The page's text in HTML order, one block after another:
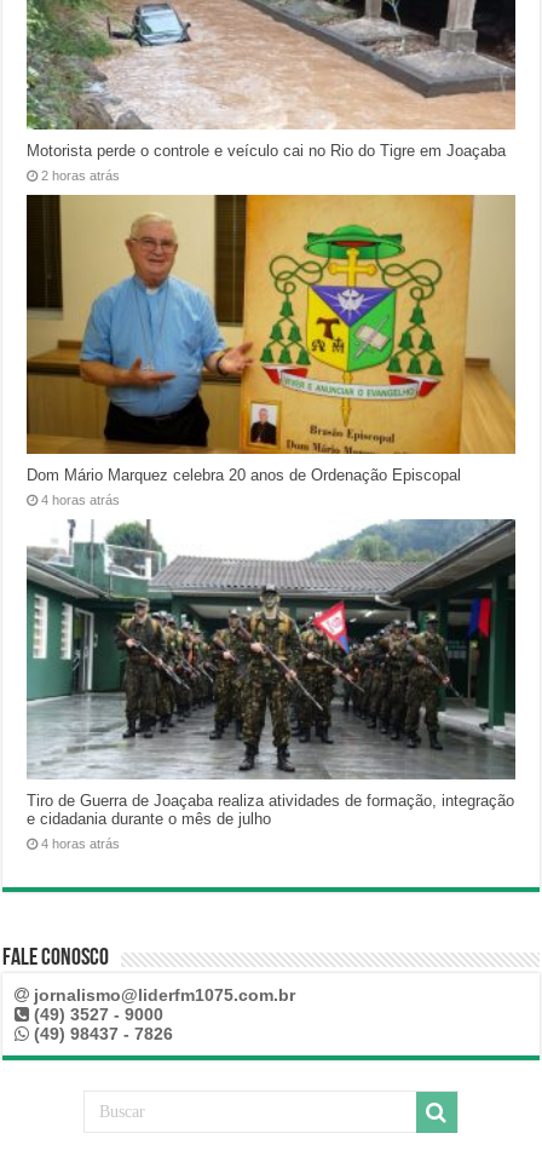
Motorista perde o controle e veículo cai no Rio do Tigre em Joaçaba
2 horas atrás
Dom Mário Marquez celebra 20 anos de Ordenação Episcopal
4 horas atrás
Tiro de Guerra de Joaçaba realiza atividades de formação, integração
e cidadania durante o mês de julho
4 horas atrás
Fale Conosco
jornalismo@liderfm1075.com.br
(49) 3527 - 9000
(49) 98437 - 7826